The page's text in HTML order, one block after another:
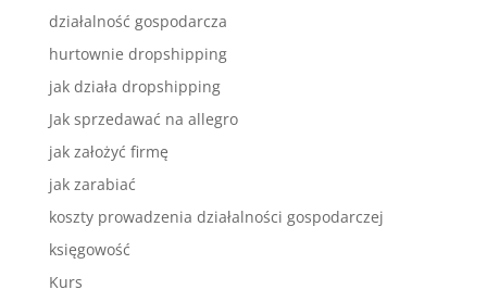
działalność gospodarcza
hurtownie dropshipping
jak działa dropshipping
Jak sprzedawać na allegro
jak założyć firmę
jak zarabiać
koszty prowadzenia działalności gospodarczej
księgowość
Kurs